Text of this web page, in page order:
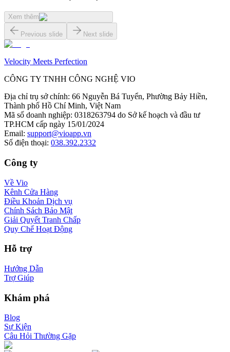
Xem thêm
Previous slide Next slide
Velocity Meets Perfection
CÔNG TY TNHH CÔNG NGHỆ VIO
Địa chỉ trụ sở chính: 66 Nguyễn Bá Tuyển, Phường Bảy Hiền,
Thành phố Hồ Chí Minh, Việt Nam
Mã số doanh nghiệp: 0318263794 do Sở kế hoạch và đầu tư
TP.HCM cấp ngày 15/01/2024
Email: support@vioapp.vn
Số điện thoại: 038.392.2332
Công ty
Về Vio
Kênh Cửa Hàng
Điều Khoản Dịch vụ
Chính Sách Bảo Mật
Giải Quyết Tranh Chấp
Quy Chế Hoạt Động
Hỗ trợ
Hướng Dẫn
Trợ Giúp
Khám phá
Blog
Sự Kiện
Câu Hỏi Thường Gặp